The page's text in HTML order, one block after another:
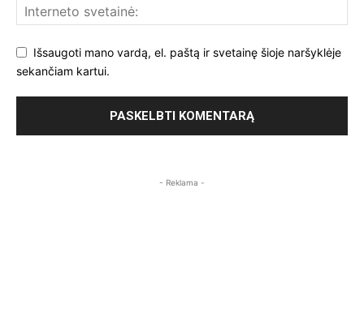
Išsaugoti mano vardą, el. paštą ir svetainę šioje naršyklėje
sekančiam kartui.
- Reklama -